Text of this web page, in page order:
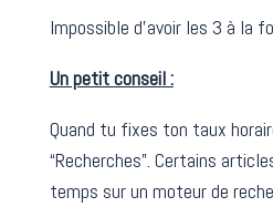
Impossible d’avoir les 3 à la
Un petit conseil :
Quand tu fixes ton taux
“Recherches”. Certains
temps sur un moteur de